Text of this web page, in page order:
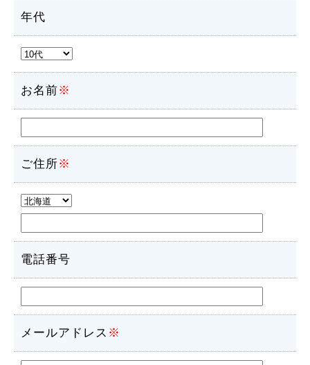
年代
お名前※
ご住所※
電話番号
メールアドレス ※